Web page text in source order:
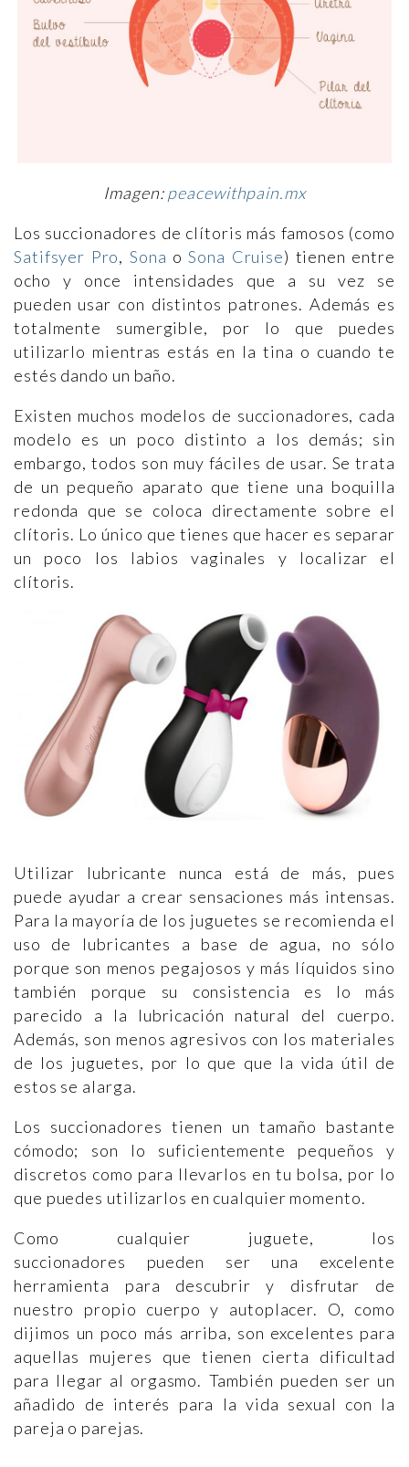
Imagen:peacewithpain.mx
Los succionadores de clítoris más famosos (como
Satifsyer Pro, Sona oSona Cruise) tienen entre
ocho y once intensidades que a su vez se
pueden usar con distintos patrones. Además es
totalmente sumergible, por lo que puedes
utilizarlo mientras estás en la tina o cuando te
estés dando un baño.
Existen muchos modelos de succionadores, cada
modelo es un poco distinto a los demás; sin
embargo, todos son muy fáciles de usar. Se trata
de un pequeño aparato que tiene una boquilla
redonda que se coloca directamente sobre el
clítoris. Lo único que tienes que hacer es separar
un poco los labios vaginales y localizar el
clítoris.
Utilizar lubricante nunca está de más, pues
puede ayudar a crear sensaciones más intensas.
Para la mayoría de los juguetes se recomienda el
uso de lubricantes a base de agua, no sólo
porque son menos pegajosos y más líquidos sino
también porque su consistencia es lo más
parecido a la lubricación natural del cuerpo.
Además, son menos agresivos con los materiales
de los juguetes, por lo que que la vida útil de
estos se alarga.
Los succionadores tienen un tamaño bastante
cómodo; son lo suficientemente pequeños y
discretos como para llevarlos en tu bolsa, por lo
que puedes utilizarlos en cualquier momento.
Como cualquier juguete, los
succionadores pueden ser una excelente
herramienta para descubrir y disfrutar de
nuestro propio cuerpo y autoplacer. O, como
dijimos un poco más arriba, son excelentes para
aquellas mujeres que tienen cierta dificultad
para llegar al orgasmo. También pueden ser un
añadido de interés para la vida sexual con la
pareja o parejas.